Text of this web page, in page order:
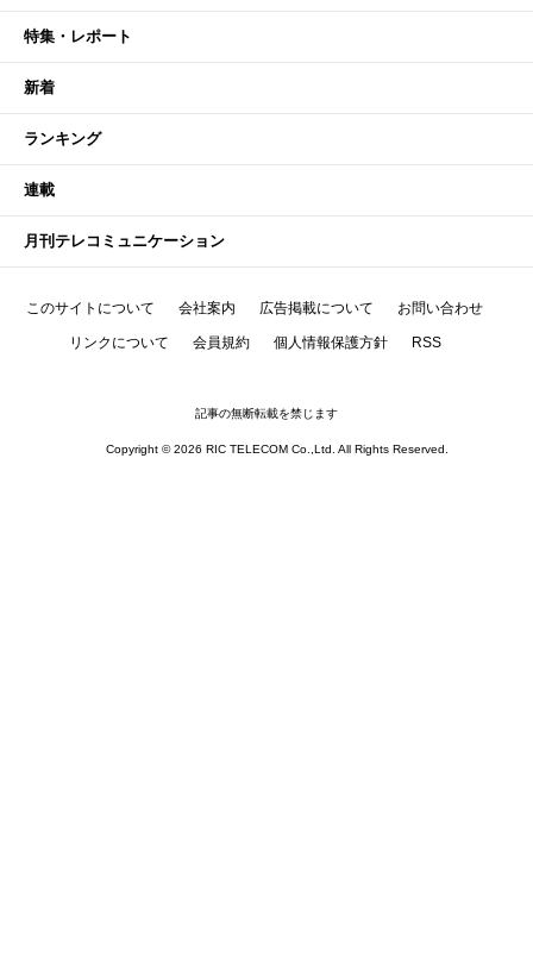
特集・レポート
新着
ランキング
連載
月刊テレコミュニケーション
このサイトについて 会社案内 広告掲載について お問い合わせ
リンクについて 会員規約 個人情報保護方針 RSS
記事の無断転載を禁じます
Copyright © 2026 RIC TELECOM Co.,Ltd. All Rights Reserved.